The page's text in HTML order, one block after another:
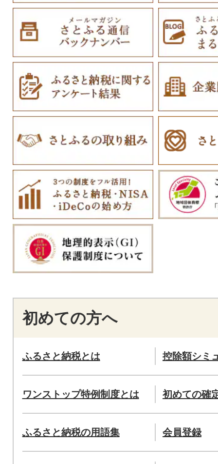
初めての方へ
ふるさと納税とは 控除額シミ
ワンストップ特例制度とは 初めての確
ふるさと納税の用語集 会員登録